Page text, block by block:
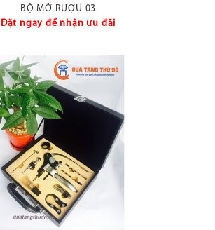
BỘ MỞ RƯỢU 03
Đặt ngay để nhận ưu đãi